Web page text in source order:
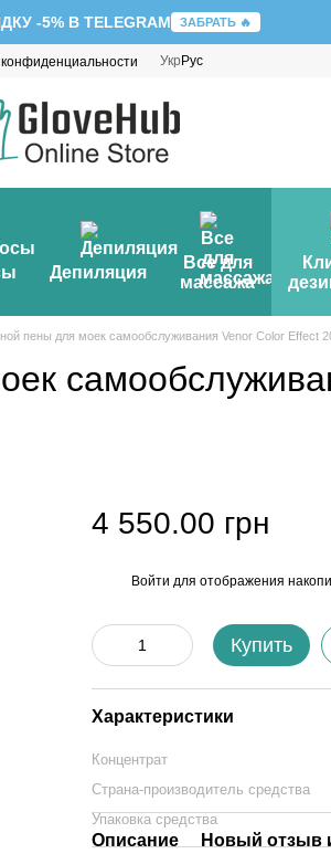
-5% В TELEGRAM ЗАБРАТЬ 🔥
Укр Рус
Депиляция
Все для
массажа
пены для моек самообслуживания Venor Color Effect
4 550.00 грн
Войти для отображения
Купить
Характеристики
Концентрат
Страна-производитель средства
Упаковка средства
Описание
Новый отзыв